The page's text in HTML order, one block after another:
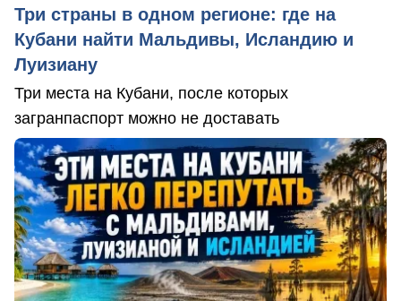
Три страны в одном регионе: где на
Кубани найти Мальдивы, Исландию и
Луизиану
Три места на Кубани, после которых
загранпаспорт можно не доставать